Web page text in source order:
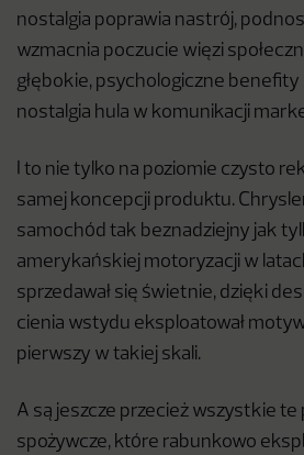
nostalgia poprawia nastrój,
wzmacnia poczucie więzi
głębokie, psychologiczne benefity
nostalgia hula w komunikacji
I to nie tylko na poziomie czysto
samej koncepcji produktu.
samochód tak beznadziejny jak
amerykańskiej motoryzacji w
sprzedawał się świetnie, dzięki
cienia wstydu eksploatował
pierwszy w takiej skali.
A są jeszcze przecież wszystkie
spożywcze, które rabunkowo